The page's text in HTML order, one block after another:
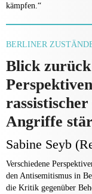
kämpfen.“
BERLINER
Blick
Angriffe
Sabine Seyb
Verschiedene
den Antisemitismus in
die Kritik gegenüber